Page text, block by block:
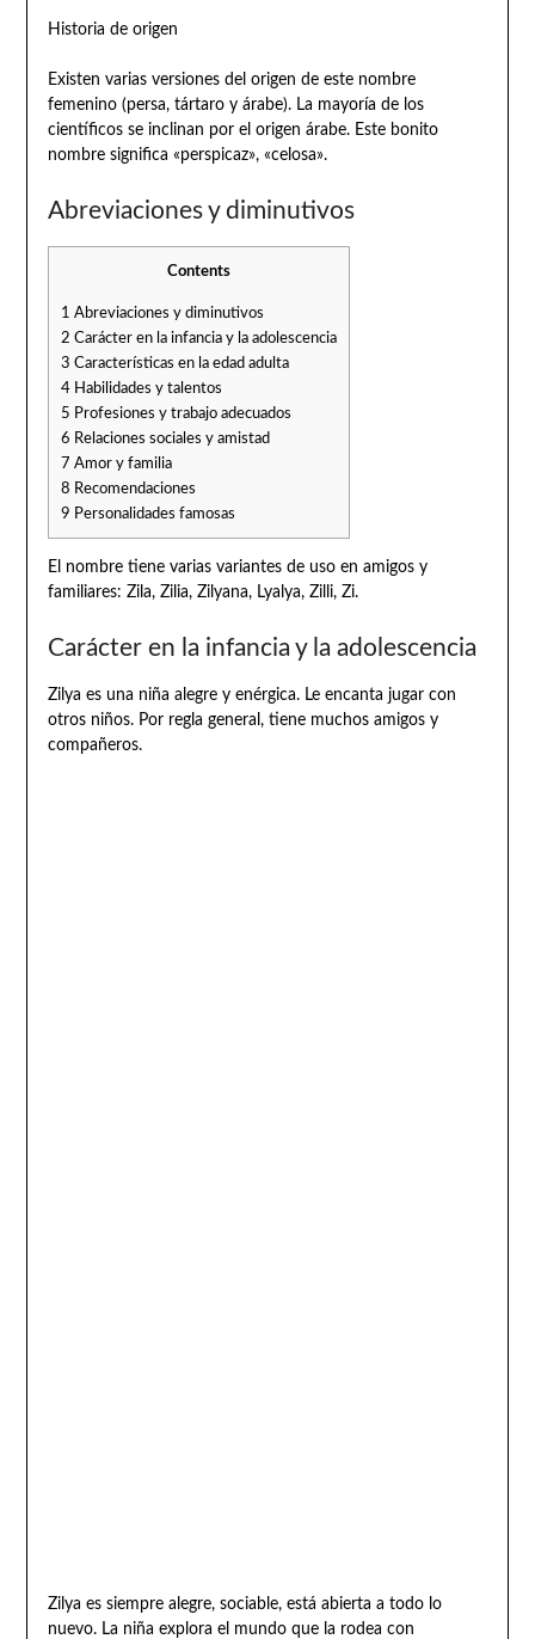
Historia de origen
Existen varias versiones del origen de este nombre
femenino (persa, tártaro y árabe). La mayoría de los
científicos se inclinan por el origen árabe. Este bonito
nombre significa «perspicaz», «celosa».
Abreviaciones y diminutivos
Contents
1 Abreviaciones y diminutivos
2 Carácter en la infancia y la adolescencia
3 Características en la edad adulta
4Habilidades y talentos
5 Profesiones y trabajo adecuados
6 Relaciones sociales y amistad
7 Amor y familia
8 Recomendaciones
9 Personalidades famosas
El nombre tiene varias variantes de uso en amigos y
familiares: Zila, Zilia, Zilyana, Lyalya, Zilli, Zi.
Carácter en la infancia y la adolescencia
Zilya es una niña alegre y enérgica. Le encanta jugar con
otros niños. Por regla general, tiene muchos amigos y
compañeros.
Zilya es siempre alegre, sociable, está abierta a todo lo
nuevo. La niña explora el mundo que la rodea con